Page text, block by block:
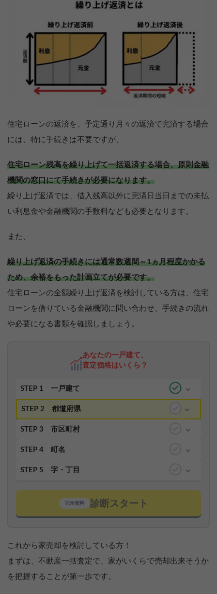
住宅ローンの返済を、予定通り月々の返済で完済する場合
には、特に手続きは不要ですが、
住宅ローン残高を繰り上げて一括返済する場合、原則金融
機関の窓口にて手続きが必要になります。
繰り上げ返済では、借入残高以外に完済日当日までの未払
い利息金や金融機関の手数料なども必要となります。
また、
繰り上げ返済の手続きには通常数週間～1ヵ月程度かかる
ため、余裕をもった計画立てが必要です。
住宅ローンの全額繰り上げ返済を検討している方は、住宅
ローンを借りている金融機関に問い合わせ、手続きの流れ
や必要になる書類を確認しましょう。
あなたの一戸建て、
査定価格はいくら？
STEP 1 一戸建て
STEP 2 都道府県
STEP 3 市区町村
STEP 4 町名
STEP 5 字・丁目
完全無料 診断スタート
これから家売却を検討している方！
まずは、不動産一括査定で、家がいくらで売却出来そうか
を把握することが第一歩です。